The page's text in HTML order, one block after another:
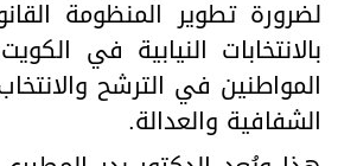
لضرورة تطوير المنظومة
بالانتخابات النيابية في
المواطنين في الترشح
الشفافية والعدالة.